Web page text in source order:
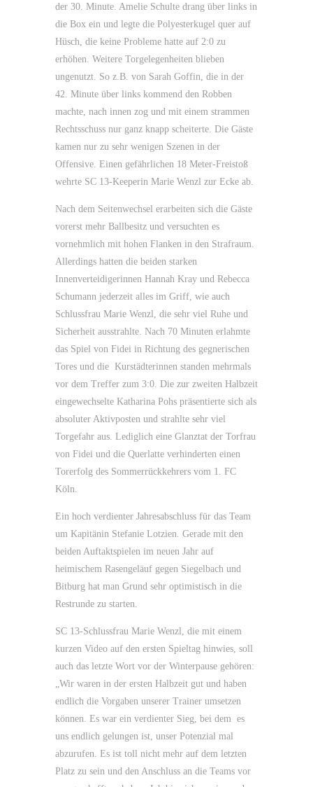
der 30. Minute. Amelie Schulte drang über links in
die Box ein und legte die Polyesterkugel quer auf
Hüsch, die keine Probleme hatte auf 2:0 zu
erhöhen. Weitere Torgelegenheiten blieben
ungenutzt. So z.B. von Sarah Goffin, die in der
42. Minute über links kommend den Robben
machte, nach innen zog und mit einem strammen
Rechtsschuss nur ganz knapp scheiterte. Die Gäste
kamen nur zu sehr wenigen Szenen in der
Offensive. Einen gefährlichen 18 Meter-Freistoß
wehrte SC 13-Keeperin Marie Wenzl zur Ecke ab.
Nach dem Seitenwechsel erarbeiten sich die Gäste
vorerst mehr Ballbesitz und versuchten es
vornehmlich mit hohen Flanken in den Strafraum.
Allerdings hatten die beiden starken
Innenverteidigerinnen Hannah Kray und Rebecca
Schumann jederzeit alles im Griff, wie auch
Schlussfrau Marie Wenzl, die sehr viel Ruhe und
Sicherheit ausstrahlte. Nach 70 Minuten erlahmte
das Spiel von Fidei in Richtung des gegnerischen
Tores und die Kurstädterinnen standen mehrmals
vor dem Treffer zum 3:0. Die zur zweiten Halbzeit
eingewechselte Katharina Pohs präsentierte sich als
absoluter Aktivposten und strahlte sehr viel
Torgefahr aus. Lediglich eine Glanztat der Torfrau
von Fidei und die Querlatte verhinderten einen
Torerfolg des Sommerrückkehrers vom 1. FC
Köln.
Ein hoch verdienter Jahresabschluss für das Team
um Kapitänin Stefanie Lotzien. Gerade mit den
beiden Auftaktspielen im neuen Jahr auf
heimischem Rasengeläuf gegen Siegelbach und
Bitburg hat man Grund sehr optimistisch in die
Restrunde zu starten.
SC 13-Schlussfrau Marie Wenzl, die mit einem
kurzen Video auf den ersten Spieltag hinwies, soll
auch das letzte Wort vor der Winterpause gehören:
„Wir waren in der ersten Halbzeit gut und haben
endlich die Vorgaben unserer Trainer umsetzen
können. Es war ein verdienter Sieg, bei dem es
uns endlich gelungen ist, unser Potenzial mal
abzurufen. Es ist toll nicht mehr auf dem letzten
Platz zu sein und den Anschluss an die Teams vor